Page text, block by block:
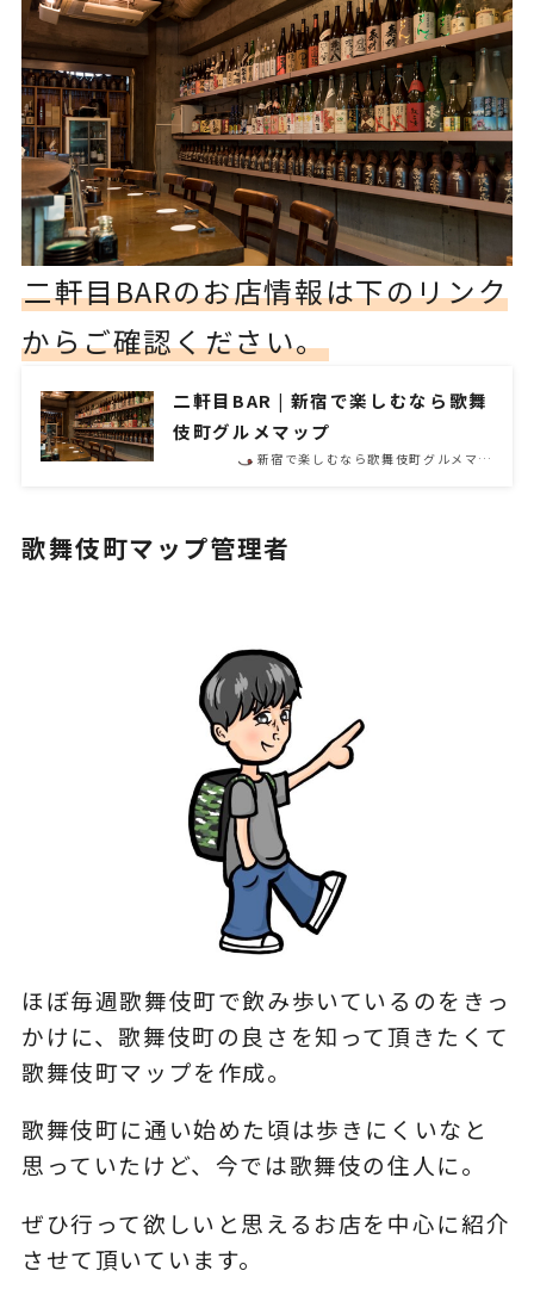
二軒目BARのお店情報は下のリンク
からご確認ください。
二軒目BAR | 新宿で楽しむなら歌舞
伎町グルメマップ
新宿で楽しむなら歌舞伎町グルメマ…
歌舞伎町マップ管理者
ほぼ毎週歌舞伎町で飲み歩いているのをきっ
かけに、歌舞伎町の良さを知って頂きたくて
歌舞伎町マップを作成。
歌舞伎町に通い始めた頃は歩きにくいなと
思っていたけど、今では歌舞伎の住人に。
ぜひ行って欲しいと思えるお店を中心に紹介
させて頂いています。